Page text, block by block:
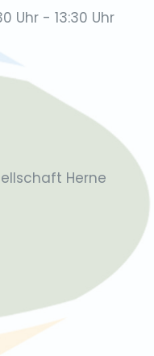
Uhr - 13:30 Uhr
Herne